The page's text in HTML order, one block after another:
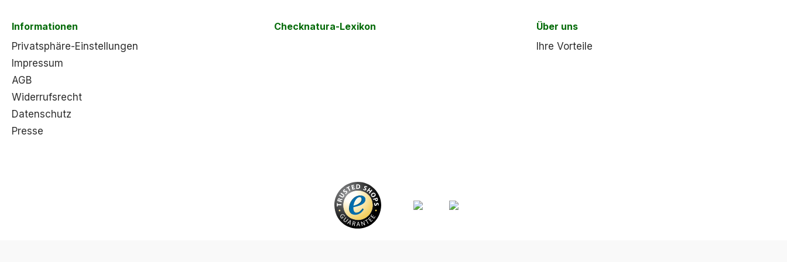
Informationen
Privatsphäre-Einstellungen
Impressum
AGB
Widerrufsrecht
Datenschutz
Presse
Checknatura-Lexikon
Über uns
Ihre Vorteile